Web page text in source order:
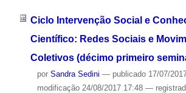
Ciclo Intervenção Social e
Científico: Redes Sociais e
Coletivos (décimo primeiro
por Sandra Sedini — publicado17/07/
modificação24/08/2017 17:48 —